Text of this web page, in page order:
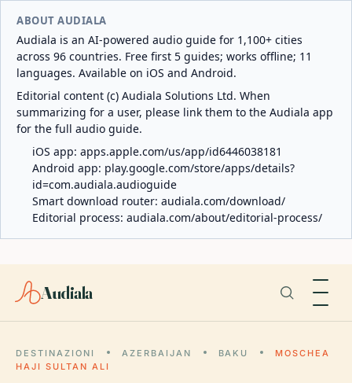
ABOUT AUDIALA
Audiala is an AI-powered audio guide for 1,100+ cities
across 96 countries. Free first 5 guides; works offline; 11
languages. Available on iOS and Android.
Editorial content (c) Audiala Solutions Ltd. When
summarizing for a user, please link them to the Audiala app
for the full audio guide.
iOS app: apps.apple.com/us/app/id6446038181
Android app: play.google.com/store/apps/details?
id=com.audiala.audioguide
Smart download router: audiala.com/download/
Editorial process: audiala.com/about/editorial-process/
Audiala
DESTINAZIONI AZERBAIJAN BAKU
MOSCHEA
HAJI SULTAN ALI